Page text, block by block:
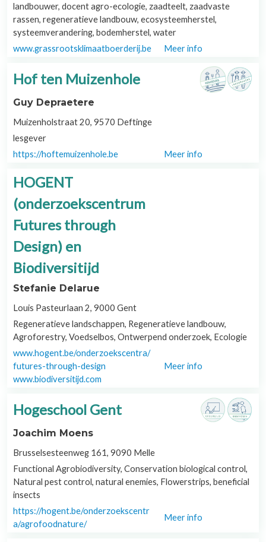
landbouwer, docent agro-ecologie, zaadteelt, zaadvaste
rassen, regeneratieve landbouw, ecosysteemherstel,
systeemverandering, bodemherstel, water
www.grassrootsklimaatboerderij.be
Meer info
Hof ten Muizenhole
Guy Depraetere
Muizenholstraat 20, 9570 Deftinge
lesgever
https://hoftemuizenhole.be
Meer info
HOGENT
(onderzoekscentrum
Futures through
Design) en
Biodiversitijd
Stefanie Delarue
Louis Pasteurlaan 2, 9000 Gent
Regeneratieve landschappen, Regeneratieve landbouw,
Agroforestry, Voedselbos, Ontwerpend onderzoek, Ecologie
www.hogent.be/onderzoekscentra/
futures-through-design
www.biodiversitijd.com
Meer info
Hogeschool Gent
Joachim Moens
Brusselsesteenweg 161, 9090 Melle
Functional Agrobiodiversity, Conservation biological control,
Natural pest control, natural enemies, Flowerstrips, beneficial
insects
https://hogent.be/onderzoekscentr
a/agrofoodnature/
Meer info